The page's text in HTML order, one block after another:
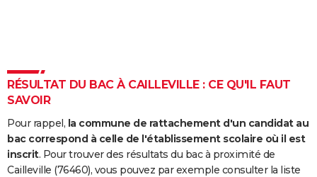
Dictionnaire
Biographies
Citations
Expressions
Proverbes
PROGRAMME TV
S'inscrire
Se connecter
Lycées
Collèges
Primaires
Universités
Entreprises
Service militaire
Avis de recherche
AVIS DE DÉCÈS
FORUM
RÉSULTAT DU BAC À CAILLEVILLE : CE QU'IL FAUT
SAVOIR
Pour rappel, la commune de rattachement d'un candidat au
bac correspond à celle de l'établissement scolaire où il est
inscrit. Pour trouver des résultats du bac à proximité de
Cailleville (76460), vous pouvez par exemple consulter la liste